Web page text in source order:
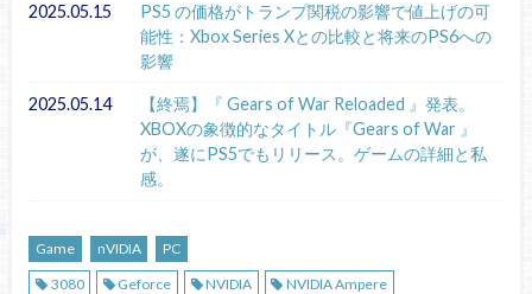
2025.05.15
PS5 の価格がトランプ関税の影響で値上げの可
能性：Xbox Series Xとの比較と将来のPS6への
影響
2025.05.14
【終焉】『 Gears of War Reloaded 』発表。
XBOXの象徴的なタイトル『Gears of War 』
が、遂にPS5でもリリース。ゲームの詳細と私
感。
Game nVIDIA
PC
3080
Geforce NVIDIA NVIDIA Ampere